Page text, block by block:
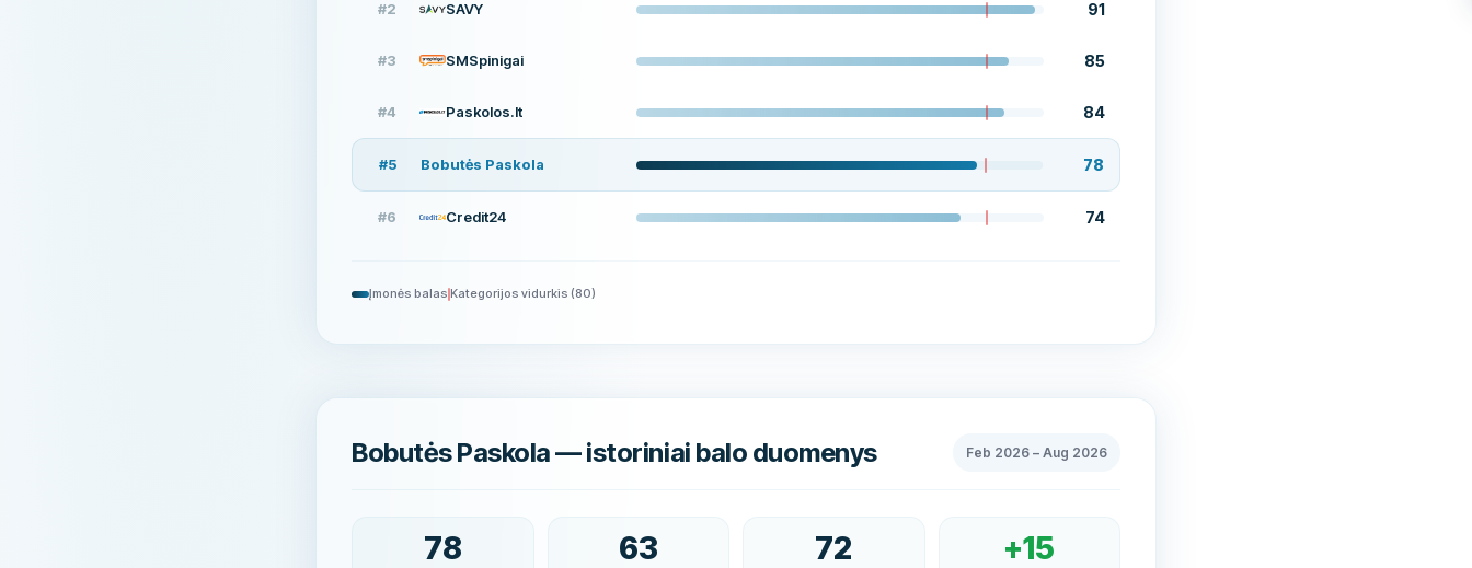
#2 SAVY 91
#3 SMSpinigai 85
#4 Paskolos.lt 84
#5 Bobutės Paskola 78
#6 Credit24 74
Įmonės balas Kategorijos vidurkis (80)
Bobutės Paskola — istoriniai balo duomenys Feb 2026 – Aug 2026
78 63 72 +15